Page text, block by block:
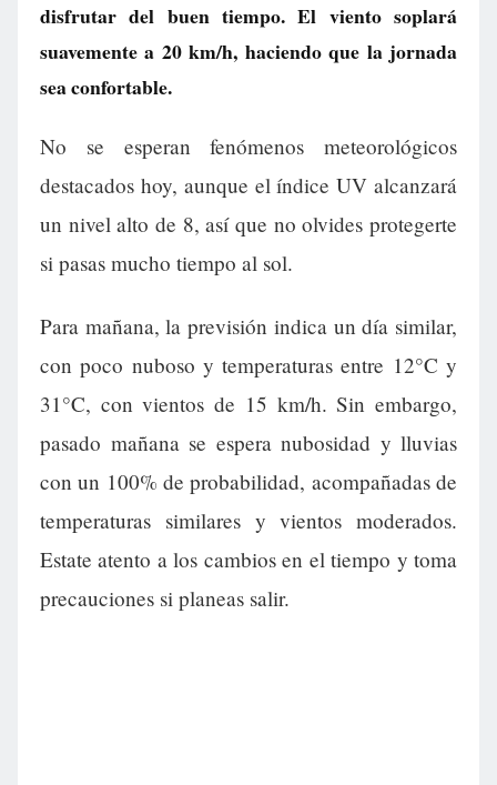
disfrutar del buen tiempo. El viento soplará
suavemente a 20 km/h, haciendo que la jornada
sea confortable.
No se esperan fenómenos meteorológicos
destacados hoy, aunque el índice UV alcanzará
un nivel alto de 8, así que no olvides protegerte
si pasas mucho tiempo al sol.
Para mañana, la previsión indica un día similar,
con poco nuboso y temperaturas entre 12°C y
31°C, con vientos de 15 km/h. Sin embargo,
pasado mañana se espera nubosidad y lluvias
con un 100% de probabilidad, acompañadas de
temperaturas similares y vientos moderados.
Estate atento a los cambios en el tiempo y toma
precauciones si planeas salir.